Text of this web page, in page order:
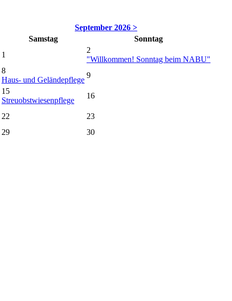
September 2026 >
Samstag
Sonntag
1
2
"Willkommen! Sonntag beim NABU"
8
Haus- und Geländepflege
9
15
Streuobstwiesenpflege
16
22
23
29
30